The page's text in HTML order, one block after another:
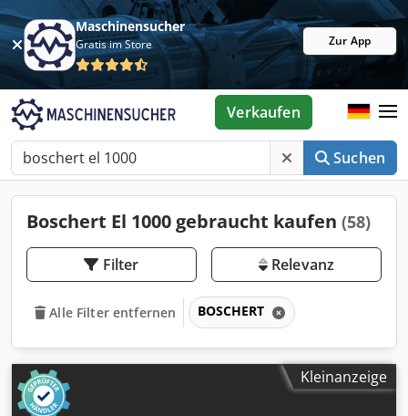
Maschinensucher
Gratis im Store Zur App
Suchen
Verkaufen
Boschert El 1000 gebraucht kaufen (58)
Filter Relevanz
Alle Filter entfernen BOSCHERT
Kleinanzeige